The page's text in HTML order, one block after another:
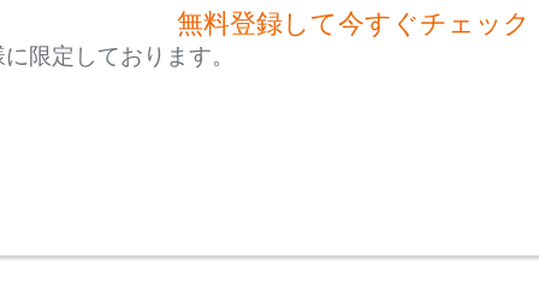
無料登録して今すぐチェック
限定しております。